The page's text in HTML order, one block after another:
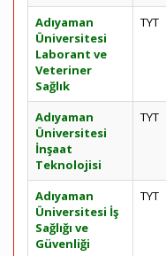
Adıyaman
Üniversitesi
Laborant ve
Veteriner
Sağlık
TYT
Adıyaman
Üniversitesi
İnşaat
Teknolojisi
TYT
Adıyaman
Üniversitesi İş
Sağlığı ve
Güvenliği
TYT